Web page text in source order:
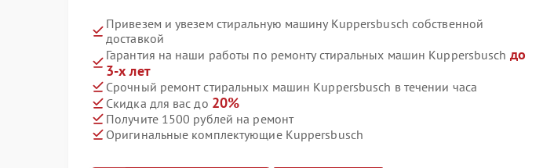
Привезем и увезем стиральную машину Kuppersbusch собственной
доставкой
Гарантия на наши работы по ремонту стиральных машин Kuppersbusch до
3-х лет
Срочный ремонт стиральных машин Kuppersbusch в течении часа
Скидка для вас до 20%
Получите 1500 рублей на ремонт
Оригинальные комплектующие Kuppersbusch